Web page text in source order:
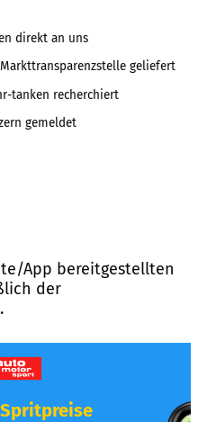
direkt an uns
geliefert
tanken recherchiert
gemeldet
App bereitgestellten
der